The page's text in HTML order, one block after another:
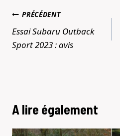
Navigation
de
l’article
PRÉCÉDENT
Essai Subaru Outback
Sport 2023 : avis
A lire également